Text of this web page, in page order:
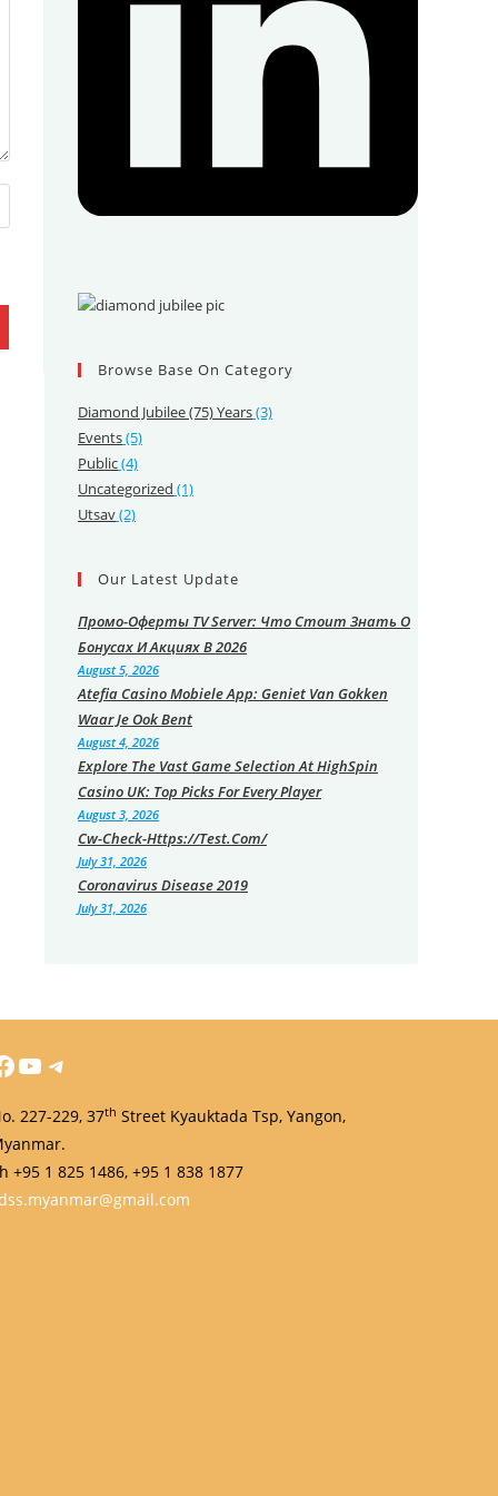
Browse Base On Category
Diamond Jubilee (75) Years(3)
Events(5)
Public(4)
Uncategorized (1)
Utsav(2)
Our Latest Update
Промо-Оферты TV Server: Что Стоит Знать О
Бонусах И Акциях В 2026
August 5, 2026
Atefia Casino Mobiele App: Geniet Van Gokken
Waar Je Ook Bent
August 4, 2026
Explore The Vast Game Selection At HighSpin
Casino UK: Top Picks For Every Player
August 3, 2026
Cw-Check-Https://test.com/
July 31, 2026
Coronavirus Disease 2019
July 31, 2026
YouTube Telegram
227-229, 37th Street Kyauktada Tsp, Yangon,
+95 1 825 1486, +95 1 838 1877